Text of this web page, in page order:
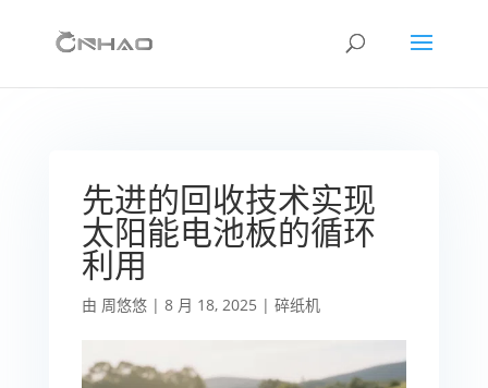
先进的回收技术实现
太阳能电池板的循环
利用
由 周悠悠| 8 月 18, 2025 | 碎纸机